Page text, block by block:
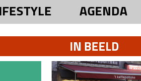
AGENDA
IN BEELD